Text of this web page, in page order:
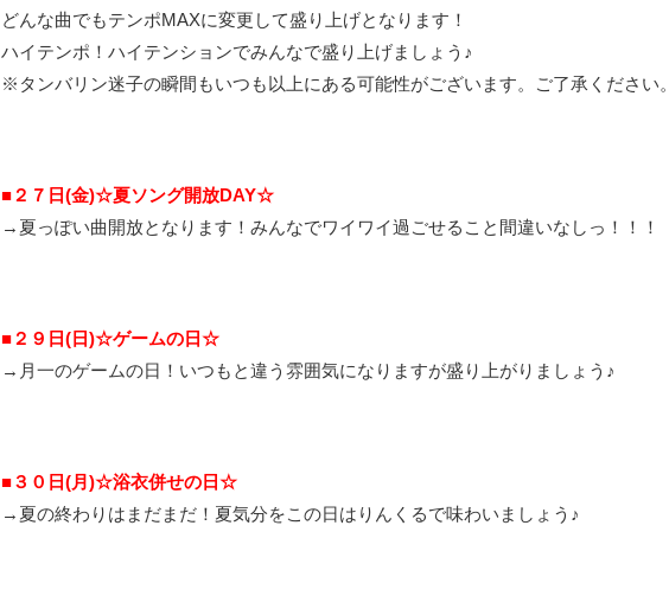
どんな曲でもテンポMAXに変更して盛り上げとなります！
ハイテンポ！ハイテンションでみんなで盛り上げましょう♪
※タンバリン迷子の瞬間もいつも以上にある可能性がございます。ご了承ください。
■２７日(金)☆夏ソング開放DAY☆
→夏っぽい曲開放となります！みんなでワイワイ過ごせること間違いなしっ！！！
■２９日(日)☆ゲームの日☆
→月一のゲームの日！いつもと違う雰囲気になりますが盛り上がりましょう♪
■３０日(月)☆浴衣併せの日☆
→夏の終わりはまだまだ！夏気分をこの日はりんくるで味わいましょう♪